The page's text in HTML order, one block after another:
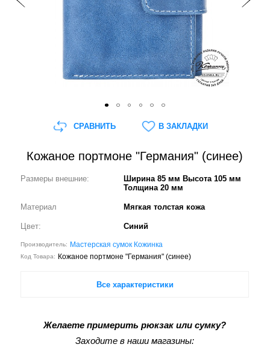
Кожаное портмоне "Германия" (cинее)
Размеры внешние:
Ширина 85 мм Высота 105 мм
Толщина 20 мм
Материал Мягкая толстая кожа
Цвет: Синий
Производитель: Мастерская сумок Кожинка
Код Товара: Кожаное портмоне "Германия" (cинее)
Все характеристики
Желаете примерить рюкзак или сумку?
Заходите в наши магазины:
СРАВНИТЬ В ЗАКЛАДКИ